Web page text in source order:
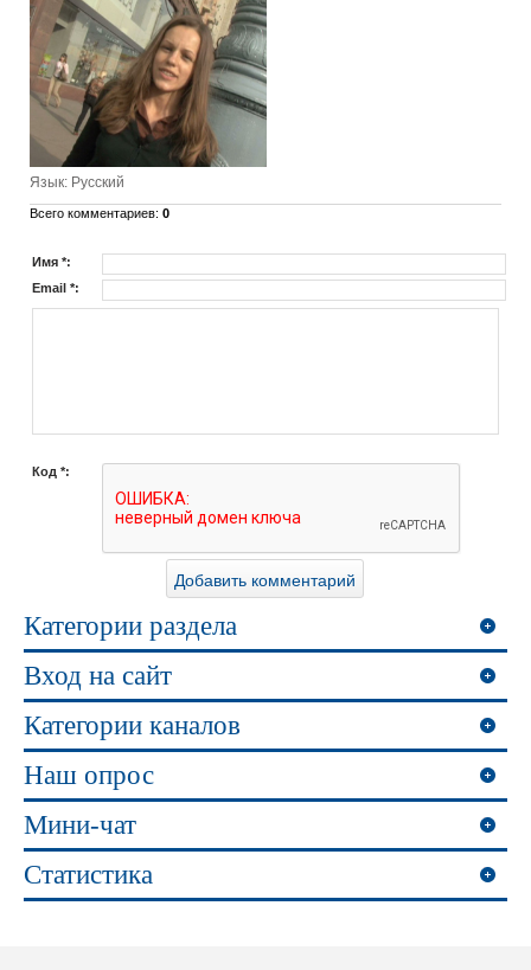
Язык: Русский
Всего комментариев: 0
Имя *:
Email *:
Код *:
Категории раздела
Вход на сайт
Категории каналов
Наш опрос
Мини-чат
Статистика